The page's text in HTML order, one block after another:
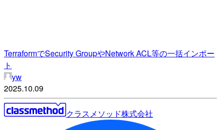
TerraformでSecurity GroupやNetwork ACL等の一括インポー
ト
yw
2025.10.09
クラスメソッド株式会社